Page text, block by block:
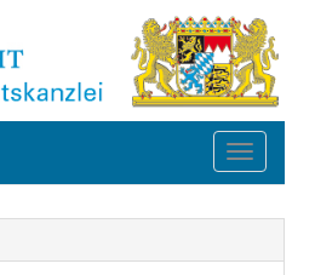
Toggle